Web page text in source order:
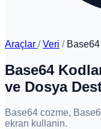
Araçlar / Veri /
Base64
ve Dosya
Base64 cozme,
ekran kullanin.